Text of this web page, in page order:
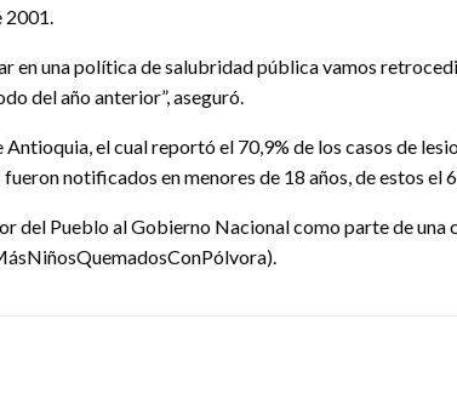
2001.
en una política de salubridad pública vamos
del año anterior”, aseguró.
el cual reportó el 70,9% de los casos de
notificados en menores de 18 años, de estos el
del Pueblo al Gobierno Nacional como parte de una